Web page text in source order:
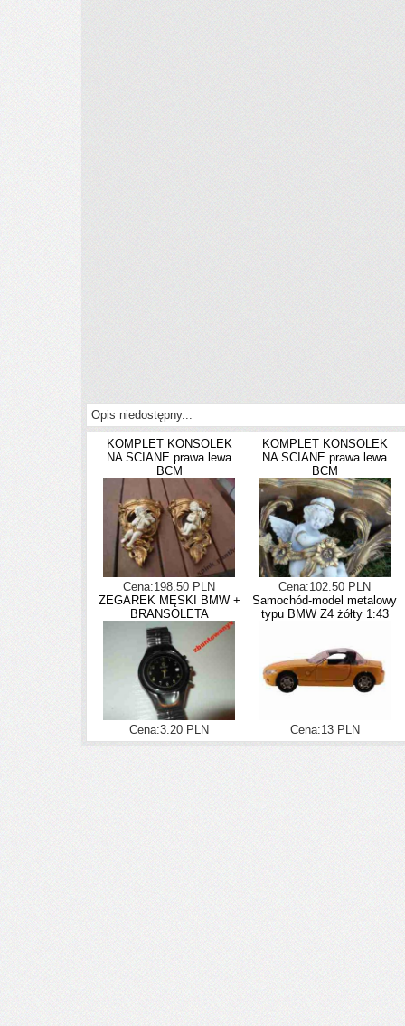
Opis niedostępny...
KOMPLET KONSOLEK
NA SCIANE prawa lewa
BCM
Cena:198.50 PLN
KOMPLET KONSOLEK
NA SCIANE prawa lewa
BCM
Cena:102.50 PLN
ZEGAREK MĘSKI BMW +
BRANSOLETA
Cena:3.20 PLN
Samochód-model metalowy
typu BMW Z4 żółty 1:43
Cena:13 PLN